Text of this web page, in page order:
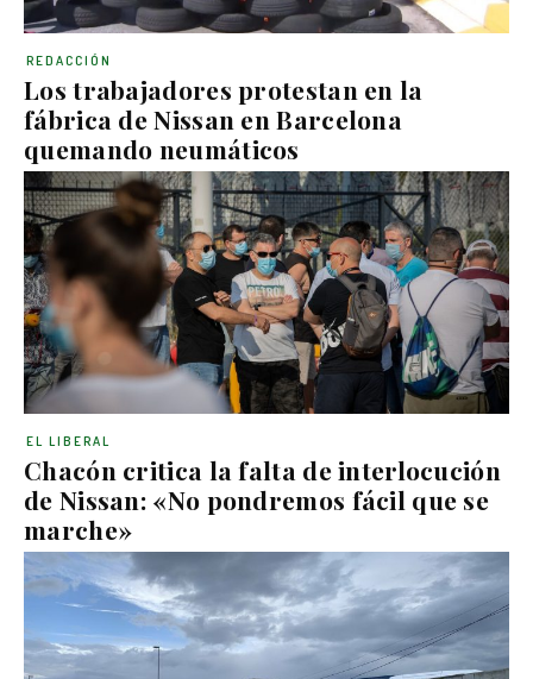
Los trabajadores protestan en la
fábrica de Nissan en Barcelona
quemando neumáticos
REDACCIÓN
Chacón critica la falta de interlocución
de Nissan: «No pondremos fácil que se
marche»
EL LIBERAL